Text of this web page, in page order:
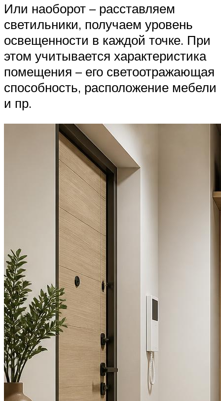
Или наоборот – расставляем
светильники, получаем уровень
освещенности в каждой точке. При
этом учитывается характеристика
помещения – его светоотражающая
способность, расположение мебели
и пр.